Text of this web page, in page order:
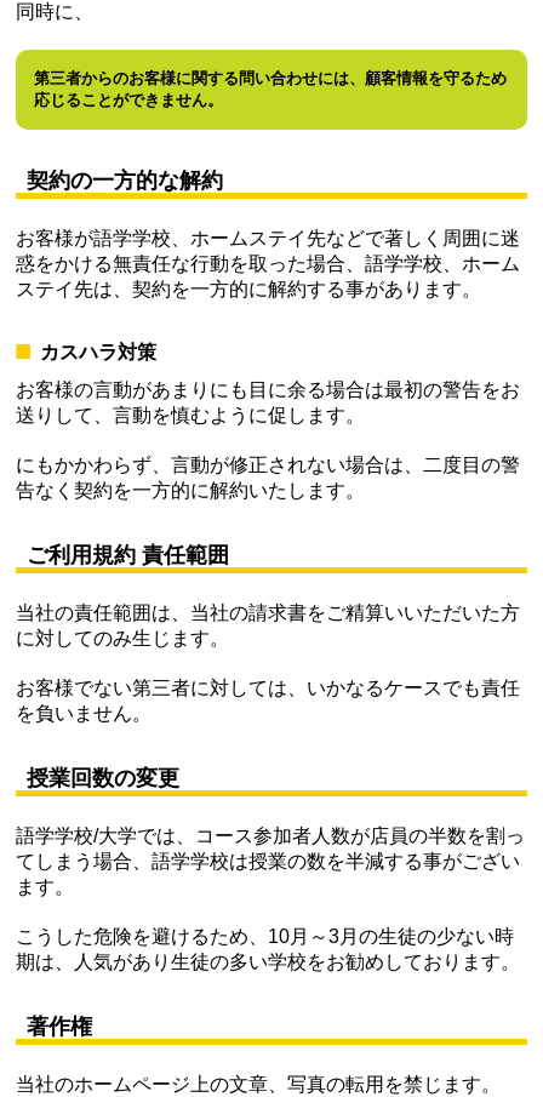
同時に、
第三者からのお客様に関する問い合わせには、顧客情報を守るため
応じることができません。
契約の一方的な解約
お客様が語学学校、ホームステイ先などで著しく周囲に迷
惑をかける無責任な行動を取った場合、語学学校、ホーム
ステイ先は、契約を一方的に解約する事があります。
カスハラ対策
お客様の言動があまりにも目に余る場合は最初の警告をお
送りして、言動を慎むように促します。
にもかかわらず、言動が修正されない場合は、二度目の警
告なく契約を一方的に解約いたします。
ご利用規約 責任範囲
当社の責任範囲は、当社の請求書をご精算いいただいた方
に対してのみ生じます。
お客様でない第三者に対しては、いかなるケースでも責任
を負いません。
授業回数の変更
語学学校/大学では、コース参加者人数が店員の半数を割っ
てしまう場合、語学学校は授業の数を半減する事がござい
ます。
こうした危険を避けるため、10月～3月の生徒の少ない時
期は、人気があり生徒の多い学校をお勧めしております。
著作権
当社のホームページ上の文章、写真の転用を禁じます。